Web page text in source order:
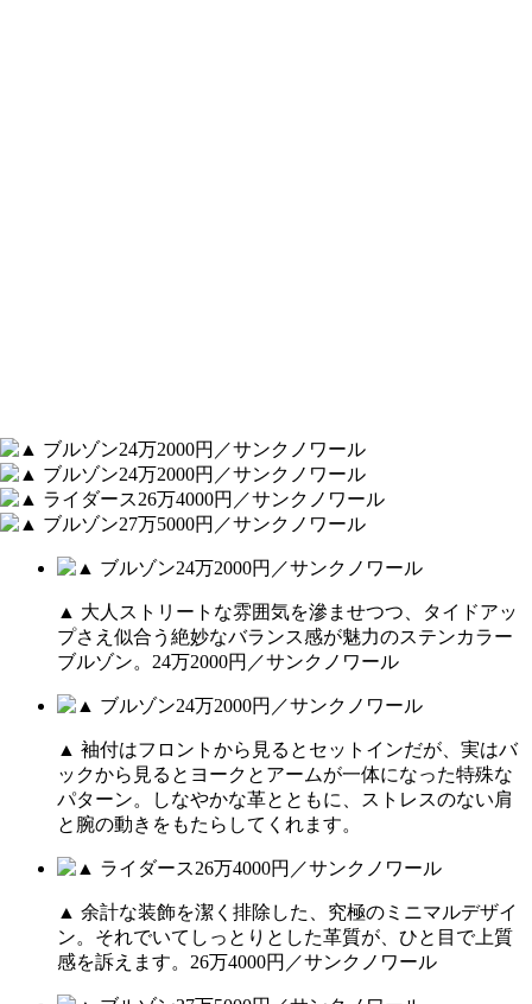
▲ 大人ストリートな雰囲気を滲ませつつ、タイドアッ
プさえ似合う絶妙なバランス感が魅力のステンカラー
ブルゾン。24万2000円／サンクノワール
▲ 袖付はフロントから見るとセットインだが、実はバ
ックから見るとヨークとアームが一体になった特殊な
パターン。しなやかな革とともに、ストレスのない肩
と腕の動きをもたらしてくれます。
▲ 余計な装飾を潔く排除した、究極のミニマルデザイ
ン。それでいてしっとりとした革質が、ひと目で上質
感を訴えます。26万4000円／サンクノワール